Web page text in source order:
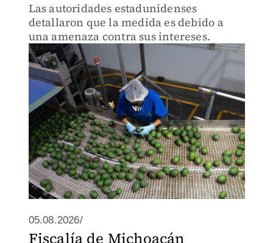
Las autoridades estadunidenses
detallaron que la medida es debido a
una amenaza contra sus intereses.
05.08.2026/
Fiscalía de Michoacán